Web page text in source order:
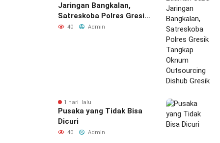
Jaringan Bangkalan,
Satreskoba Polres Gresik
Tangkap Oknum
40 Admin
1 hari lalu
Pusaka yang Tidak Bisa
Dicuri
40 Admin